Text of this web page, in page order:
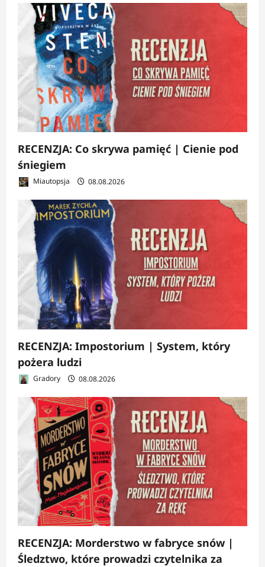
RECENZJA: Co skrywa pamięć | Cienie pod
śniegiem
Miautopsja 08.08.2026
RECENZJA: Impostorium | System, który
pożera ludzi
Gradory 08.08.2026
RECENZJA: Morderstwo w fabryce snów |
Śledztwo, które prowadzi czytelnika za